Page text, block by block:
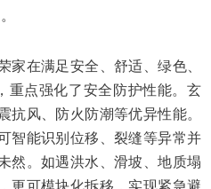
在满足安全、舒适、绿色、
重点强化了安全防护性能。玄
抗风、防火防潮等优异性能。
智能识别位移、裂缝等异常并
然。如遇洪水、滑坡、地质塌
更可模块化拆移，实现紧急避